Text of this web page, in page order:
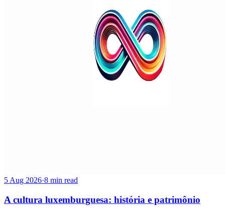
5 Aug 2026·8 min read
A cultura luxemburguesa: história e patrimônio